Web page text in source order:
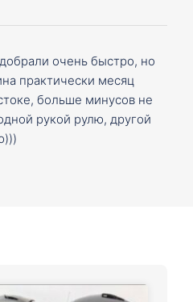
очень быстро, но
практически месяц
больше минусов не
рукой рулю, другой